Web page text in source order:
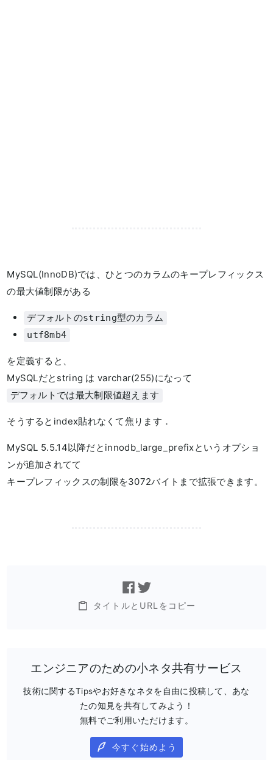
MySQL(InnoDB)では、ひとつのカラムのキープレフィックス
の最大値制限がある
デフォルトのstring型のカラム
utf8mb4
を定義すると、
MySQLだとstring は varchar(255)になって
デフォルトでは最大制限値超えます
そうするとindex貼れなくて焦ります．
MySQL 5.5.14以降だとinnodb_large_prefixというオプショ
ンが追加されてて
キープレフィックスの制限を3072バイトまで拡張できます。
タイトルとURLをコピー
エンジニアのための小ネタ共有サービス
技術に関するTipsやお好きなネタを自由に投稿して、あな
たの知見を共有してみよう！
無料でご利用いただけます。
今すぐ始めよう